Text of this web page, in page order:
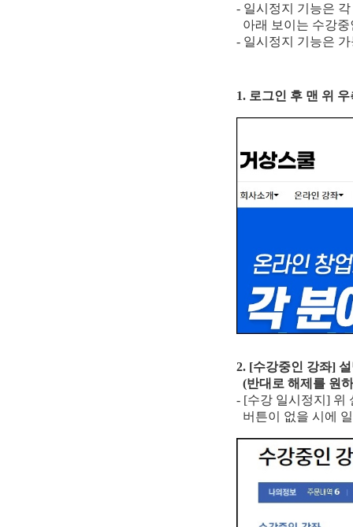
- 일시정지 기능은
아래 보이는 수강
- 일시정지 기능은
1. 로그인 후 맨 위
2. [수강중인 강좌]
(반대로 해제를 원
- [수강 일시정지] 위
버튼이 없을 시에